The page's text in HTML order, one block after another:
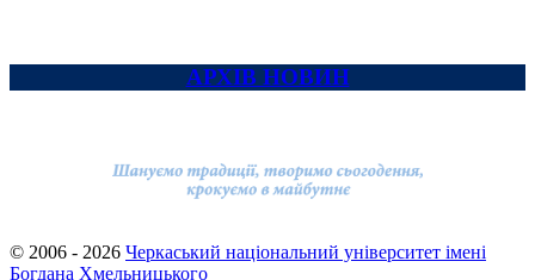
АРХІВ НОВИН
© 2006 - 2026 Черкаський національний університет імені
Богдана Хмельницького